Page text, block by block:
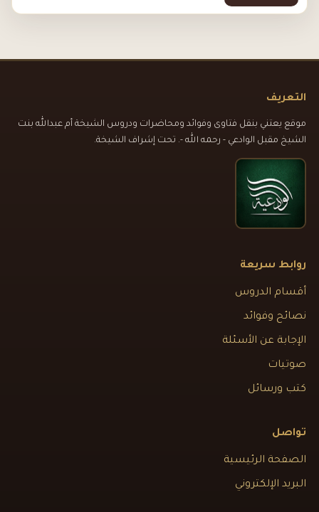
التعريف
موقع يعتني بنقل فتاوى وفوائد ومحاضرات ودروس الشيخة أم عبدالله بنت
الشيخ مقبل الوادعي - رحمه الله -. تحت إشراف الشيخة.
روابط سريعة
أقسام الدروس
نصائح وفوائد
الإجابة عن الأسئلة
صوتيات
كتب ورسائل
تواصل
الصفحة الرئيسية
البريد الإلكتروني